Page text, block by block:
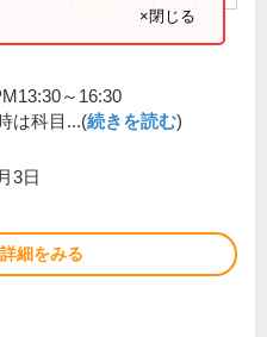
×閉じる
～16:30
は科目...(続きを読む)
3日
細をみる